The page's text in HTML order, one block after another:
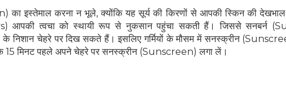
का इस्तेमाल करना न भूले, क्योंकि यह सूर्य की किरणों से आपकी स्किन की
आपकी त्वचा को स्थायी रूप से नुकसान पहुंचा सकती हैं। जिससे सनबर्न
चेहरे पर दिख सकते हैं। इसलिए गर्मियों के मौसम में सनस्क्रीन
15 मिनट पहले अपने चेहरे पर सनस्क्रीन (Sunscreen) लगा लें।